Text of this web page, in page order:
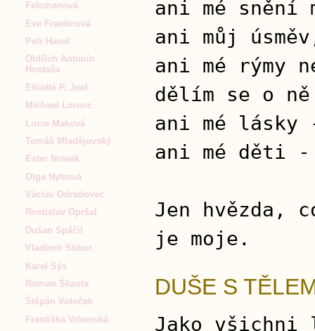
Felcmanová
Eva Frantinová
Petr Havel
Oldřich Antonín
Hostaša
Elliotté P. Joel
Michael Lorenc
Lucie Maková
Tomáš Mladějovský
Ester Nowak
Olga Nytrová
Václav Odradovec
Rostislav Opršal
Dušan Spáčil
Vladimír Stibor
Karel Sýs
Roman Škanta
Štěpán Votoček
Františka Vrbenská
ani mé snění
ani můj
ani mé rýmy
dělím se o
ani mé
ani mé děti
Jen hvězda,
je moje.
DUŠE S
Jako